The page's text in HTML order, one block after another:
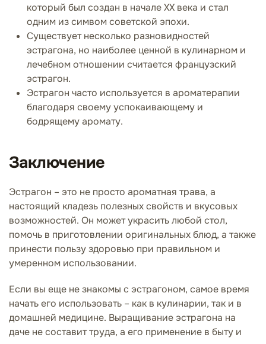
который был создан в начале XX века и стал
одним из симвом советской эпохи.
Существует несколько разновидностей
эстрагона, но наиболее ценной в кулинарном и
лечебном отношении считается французский
эстрагон.
Эстрагон часто используется в ароматерапии
благодаря своему успокаивающему и
бодрящему аромату.
Заключение
Эстрагон – это не просто ароматная трава, а
настоящий кладезь полезных свойств и вкусовых
возможностей. Он может украсить любой стол,
помочь в приготовлении оригинальных блюд, а также
принести пользу здоровью при правильном и
умеренном использовании.
Если вы еще не знакомы с эстрагоном, самое время
начать его использовать – как в кулинарии, так и в
домашней медицине. Выращивание эстрагона на
даче не составит труда, а его применение в быту и